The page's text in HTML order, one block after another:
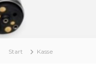
Start Kasse